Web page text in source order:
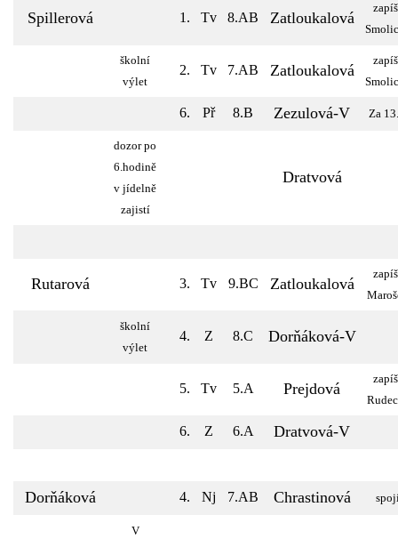
Spillerová 1. Tv 8.AB Zatloukalová
školní
výlet
2. Tv 7.AB Zatloukalová
6. Př 8.B Zezulová-V Za
dozor po
6.hodině
v jídelně
zajistí
Dratvová
Rutarová 3. Tv 9.BC Zatloukalová
školní
výlet
4. Z 8.C Dorňáková-V
5. Tv 5.A Prejdová
6. Z 6.A Dratvová-V
Dorňáková 4. Nj 7.AB Chrastinová
V